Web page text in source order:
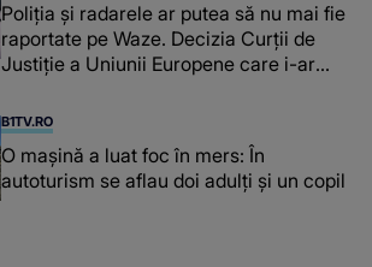
Poliţia şi radarele ar putea să nu mai fie
raportate pe Waze. Decizia Curţii de
Justiție a Uniunii Europene care i-ar
B1TV.RO
O maşină a luat foc în mers: În
autoturism se aflau doi adulți și un copil